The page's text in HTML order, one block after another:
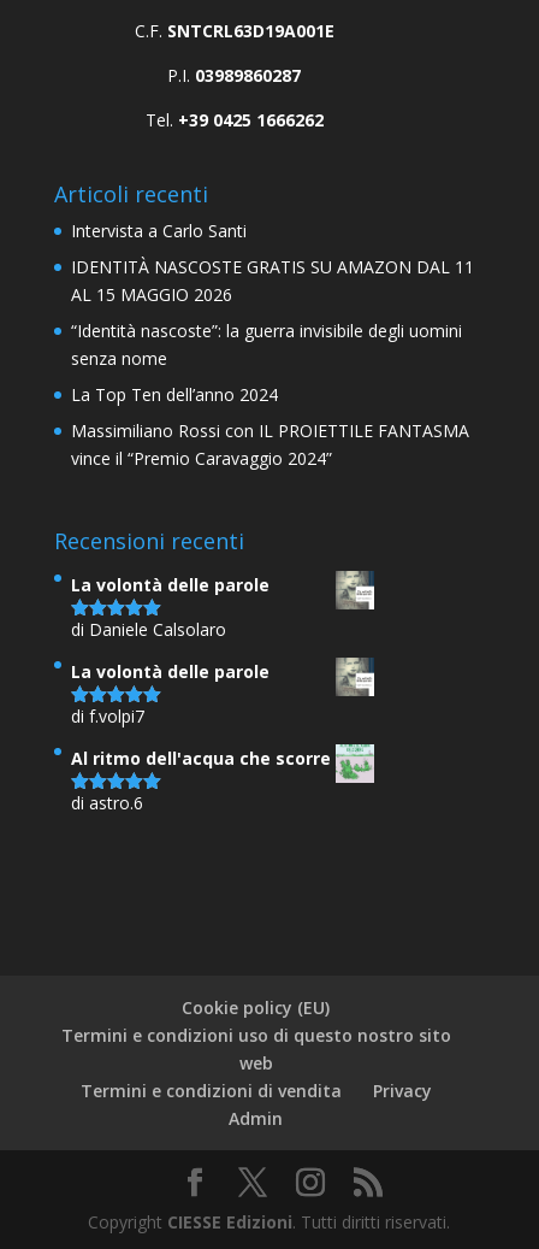
C.F. SNTCRL63D19A001E
P.I. 03989860287
Tel. +39 0425 1666262
Articoli recenti
Intervista a Carlo Santi
IDENTITÀ NASCOSTE GRATIS SU AMAZON DAL 11
AL 15 MAGGIO 2026
“Identità nascoste”: la guerra invisibile degli uomini
senza nome
La Top Ten dell’anno 2024
Massimiliano Rossi con IL PROIETTILE FANTASMA
vince il “Premio Caravaggio 2024”
Recensioni recenti
La volontà delle parole
Valutato5
di Daniele Calsolaro
La volontà delle parole
Valutato 5
di f.volpi7
Al ritmo dell'acqua che scorre
Valutato5
di astro.6
Cookie policy (EU)
Termini e condizioni uso di questo nostro sito
web
Termini e condizioni di vendita
Privacy
Admin
Copyright CIESSE Edizioni. Tutti diritti riservati.